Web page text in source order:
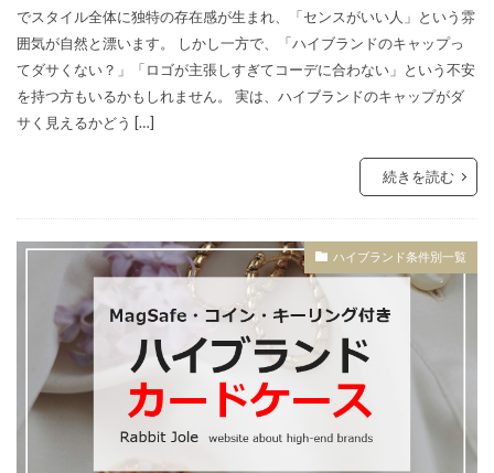
でスタイル全体に独特の存在感が生まれ、「センスがいい人」という雰
囲気が自然と漂います。 しかし一方で、「ハイブランドのキャップっ
てダサくない？」「ロゴが主張しすぎてコーデに合わない」という不安
を持つ方もいるかもしれません。 実は、ハイブランドのキャップがダ
サく見えるかどう […]
続きを読む
ハイブランド条件別一覧